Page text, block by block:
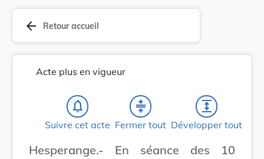
arrow_back Retour accueil
Acte plus en vigueur
notifications_none
Suivre cet acte
compress
Fermer tout
expand
Développer tout
Hesperange.- En séance des 10